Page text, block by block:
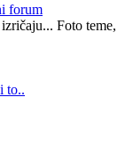
forum
Foto teme,
to..